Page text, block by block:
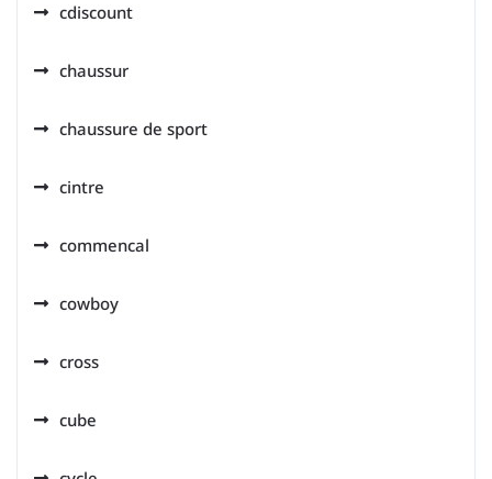
cdiscount
chaussur
chaussure de sport
cintre
commencal
cowboy
cross
cube